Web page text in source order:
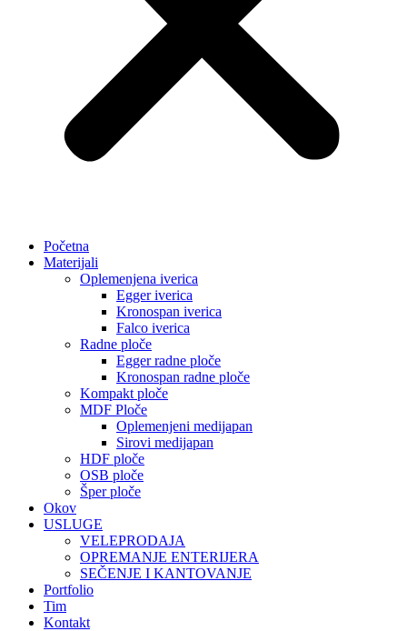
Početna
Materijali
Oplemenjena iverica
Egger iverica
Kronospan iverica
Falco iverica
Radne ploče
Egger radne ploče
Kronospan radne ploče
Kompakt ploče
MDF Ploče
Oplemenjeni medijapan
Sirovi medijapan
HDF ploče
OSB ploče
Šper ploče
Okov
USLUGE
VELEPRODAJA
OPREMANJE ENTERIJERA
SEČENJE I KANTOVANJE
Portfolio
Tim
Kontakt